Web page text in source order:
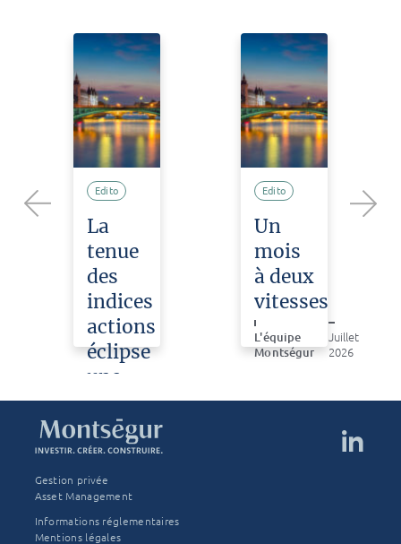
Edito
La
tenue
des
indices
actions
éclipse
une
violente
correction
sur
les
semi-
conducteurs
Edito
Un
mois
à deux
vitesses
L'équipe
Montségur
Juillet
2026
Gestion privée
Asset Management
Informations réglementaires
Mentions légales